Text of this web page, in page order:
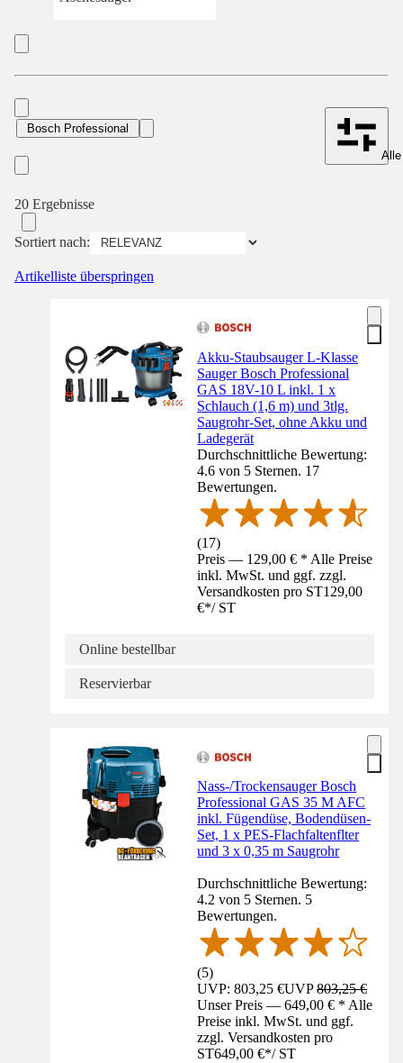
Bosch Professional
20 Ergebnisse
Sortiert nach:
Artikelliste überspringen
Akku-Staubsauger L-Klasse
Sauger Bosch Professional
GAS 18V-10 L inkl. 1 x
Schlauch (1,6 m) und 3tlg.
Saugrohr-Set, ohne Akku und
Ladegerät
Durchschnittliche Bewertung:
4.6 von 5 Sternen. 17
Bewertungen.
(17)
Preis — 129,00 € * Alle Preise
inkl. MwSt. und ggf. zzgl.
Versandkosten pro ST129,00
€*/ ST
Online bestellbar
Reservierbar
Nass-/Trockensauger Bosch
Professional GAS 35 M AFC
inkl. Fügendüse, Bodendüsen-
Set, 1 x PES-Flachfaltenflter
und 3 x 0,35 m Saugrohr
Durchschnittliche Bewertung:
4.2 von 5 Sternen. 5
Bewertungen.
(5)
UVP: 803,25 €UVP803,25 €
Unser Preis — 649,00 € * Alle
Preise inkl. MwSt. und ggf.
zzgl. Versandkosten pro
ST649,00 €*/ ST